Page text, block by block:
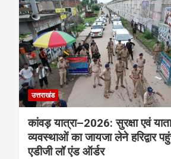
उत्तराखंड
कांवड़ यात्रा–2026: सुरक्षा एवं
व्यवस्थाओं का जायजा लेने हरिद्वार
एडीजी लॉ एंड ऑर्डर